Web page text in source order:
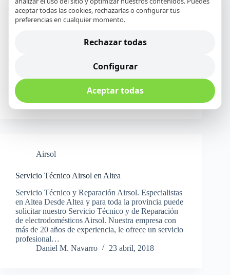
Atermycal
Servicio Técnico Atermycal en Altea
Servicio Técnico y Reparación Atermycal.
provincia puede solicitar nuestro Servicio Técnico y
de Reparación de electrodomésticos Atermycal.
Nuestra empresa con más de 20 años de experiencia,
le ofrece un servicio profesional…
Airsol
Servicio Técnico Airsol en Altea
Servicio Técnico y Reparación Airsol. Especialistas
en Altea Desde Altea y para toda la provincia puede
solicitar nuestro Servicio Técnico y de Reparación
de electrodomésticos Airsol. Nuestra empresa con
más de 20 años de experiencia, le ofrece un servicio
profesional…
Daniel M. Navarro
23 abril, 2018
aceptar todas las cookies, rechazarlas o configurar tus
preferencias en cualquier momento.
Rechazar todas
Configurar
Aceptar todas